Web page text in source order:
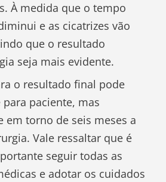
À medida que o tempo
e as cicatrizes vão
que o resultado
seja mais evidente.
o resultado final pode
paciente, mas
em torno de seis meses a
Vale ressaltar que é
seguir todas as
e adotar os cuidados